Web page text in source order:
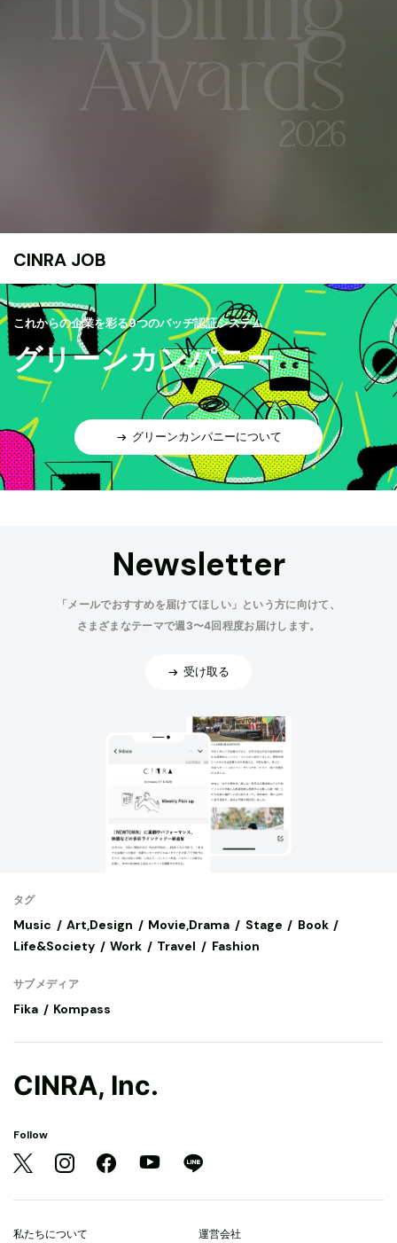
CINRA JOB
これからの企業を彩る9つのバッヂ認証システム
グリーンカンパニー
グリーンカンパニーについて
Newsletter
「メールでおすすめを届けてほしい」という方に向けて、
さまざまなテーマで週3〜4回程度お届けします。
受け取る
タグ
Music Art,Design Movie,Drama Stage
Book
Life&Society
Work Travel Fashion
サブメディア
Fika Kompass
CINRA, Inc.
Follow
私たちについて 運営会社